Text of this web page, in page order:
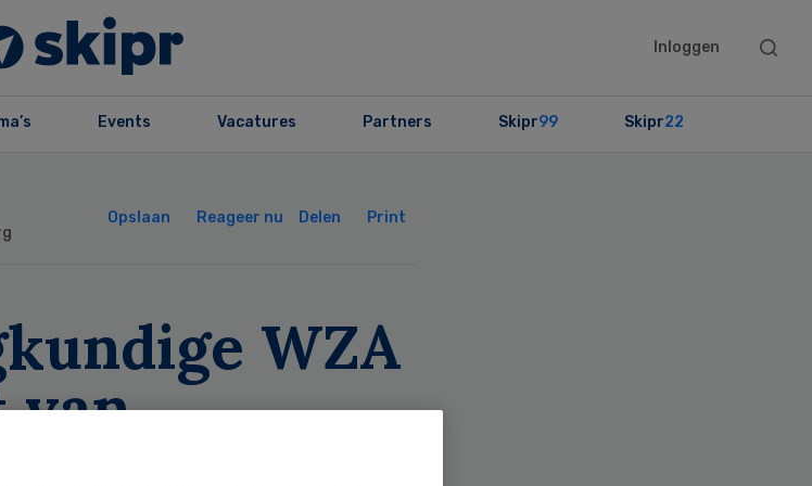
Inloggen
Search
Events Vacatures Partners Skipr99 Skipr22
Opslaan Reageer nu Delen Print
WZA
van
dood